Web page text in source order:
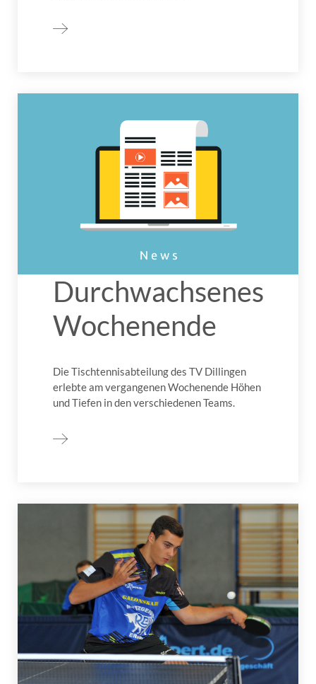
Durchwachsenes
Wochenende
Die Tischtennisabteilung des TV Dillingen
erlebte am vergangenen Wochenende Höhen
und Tiefen in den verschiedenen Teams.